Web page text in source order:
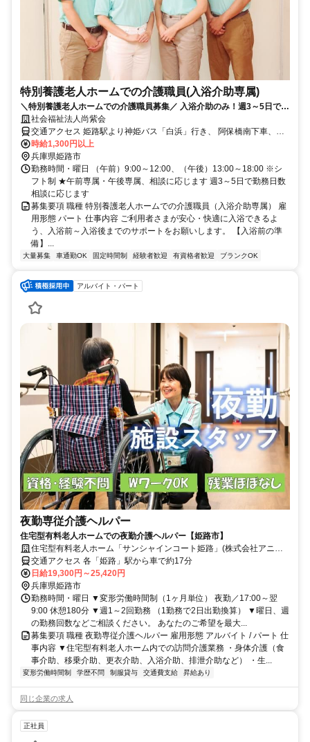
特別養護老人ホームでの介護職員(入浴介助専属)
＼特別養護老人ホームでの介護職員募集／ 入浴介助のみ！週3～5日で勤
務日数は柔軟に相談OK
社会福祉法人尚紫会
交通アクセス 姫路駅より神姫バス「白浜」行き、 阿保橋南下車、徒
歩10分
時給1,300円以上
兵庫県姫路市
勤務時間・曜日 （午前）9:00～12:00、（午後）13:00～18:00 ※シ
フト制 ★午前専属・午後専属、相談に応じます 週3～5日で勤務日数
相談に応じます
募集要項 職種 特別養護老人ホームでの介護職員（入浴介助専属） 雇
用形態 パート 仕事内容 ご利用者さまが安心・快適に入浴できるよ
う、入浴前～入浴後までのサポートをお願いします。 【入浴前の準
備】...
大量募集 車通勤OK 固定時間制 経験者歓迎 有資格者歓迎 ブランクOK
アルバイト・パート
夜勤専従介護ヘルパー
住宅型有料老人ホームでの夜勤介護ヘルパー【姫路市】
住宅型有料老人ホーム「サンシャインコート姫路」(株式会社アニス
ト)
交通アクセス 各「姫路」駅から車で約17分
日給19,300円～25,420円
兵庫県姫路市
勤務時間・曜日 ▼変形労働時間制（1ヶ月単位） 夜勤／17:00～翌
9:00 休憩180分 ▼週1～2回勤務 （1勤務で2日出勤換算） ▼曜日、週
の勤務回数などご相談ください。 あなたのご希望を最大...
募集要項 職種 夜勤専従介護ヘルパー 雇用形態 アルバイト / パート 仕
事内容 ▼住宅型有料老人ホーム内での訪問介護業務 ・身体介護（食
事介助、移乗介助、更衣介助、入浴介助、排泄介助など） ・生...
変形労働時間制 学歴不問 制服貸与 交通費支給 昇給あり
同じ企業の求人
正社員